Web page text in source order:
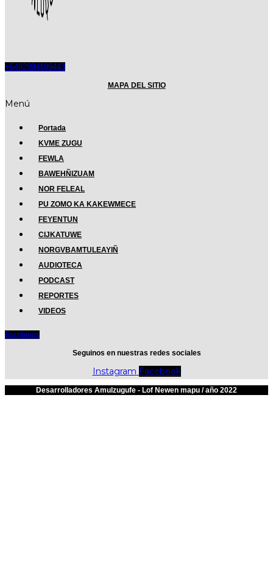
+5492994199443
MAPA DEL SITIO
Menú
Portada
KVME ZUGU
FEWLA
BAWEHÑIZUAM
NOR FELEAL
PU ZOMO KA KAKEWMECE
FEYENTUN
CIJKATUWE
NORGVBAMTULEAYIÑ
AUDIOTECA
PODCAST
REPORTES
VIDEOS
Escribinos
Seguinos en nuestras redes sociales
Instagram Facebook
Desarrolladores Amulzugufe - Lof Newen mapu / año 2022